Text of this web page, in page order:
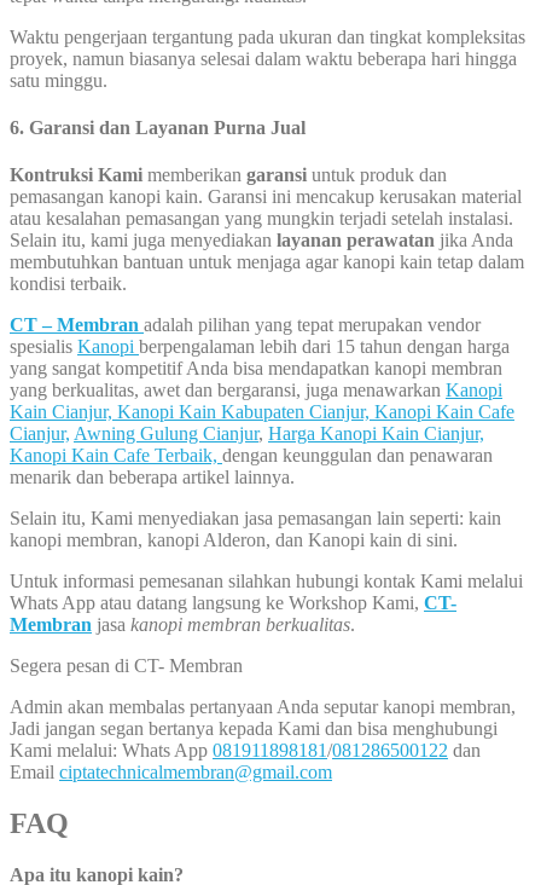
Waktu pengerjaan tergantung pada ukuran dan tingkat kompleksitas
proyek, namun biasanya selesai dalam waktu beberapa hari hingga
satu minggu.
6. Garansi dan Layanan Purna Jual
Kontruksi Kami memberikan garansi untuk produk dan
pemasangan kanopi kain. Garansi ini mencakup kerusakan material
atau kesalahan pemasangan yang mungkin terjadi setelah instalasi.
Selain itu, kami juga menyediakan layanan perawatan jika Anda
membutuhkan bantuan untuk menjaga agar kanopi kain tetap dalam
kondisi terbaik.
CT – Membran adalah pilihan yang tepat merupakan vendor
spesialis Kanopi berpengalaman lebih dari 15 tahun dengan harga
yang sangat kompetitif Anda bisa mendapatkan kanopi membran
yang berkualitas, awet dan bergaransi, juga menawarkan Kanopi
Kain Cianjur, Kanopi Kain Kabupaten Cianjur, Kanopi Kain Cafe
Cianjur, Awning Gulung Cianjur, Harga Kanopi Kain Cianjur,
Kanopi Kain Cafe Terbaik, dengan keunggulan dan penawaran
menarik dan beberapa artikel lainnya.
Selain itu, Kami menyediakan jasa pemasangan lain seperti: kain
kanopi membran, kanopi Alderon, dan Kanopi kain di sini.
Untuk informasi pemesanan silahkan hubungi kontak Kami melalui
Whats App atau datang langsung ke Workshop Kami, CT-
Membran jasa kanopi membran berkualitas.
Segera pesan di CT- Membran
Admin akan membalas pertanyaan Anda seputar kanopi membran,
Jadi jangan segan bertanya kepada Kami dan bisa menghubungi
Kami melalui: Whats App 081911898181/081286500122 dan
Email ciptatechnicalmembran@gmail.com
FAQ
Apa itu kanopi kain?